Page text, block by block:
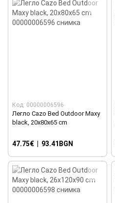
Код: 00000006596
Легло Cazo Bed Outdoor Maxy
black, 20x80x65 cm
47.75€ 93.41BGN